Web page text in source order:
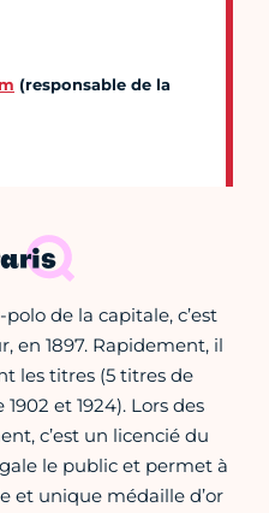
(responsable de la
de la capitale, c’est
en 1897. Rapidement, il
les titres (5 titres de
et 1924). Lors des
c’est un licencié du
le public et permet à
et unique médaille d’or